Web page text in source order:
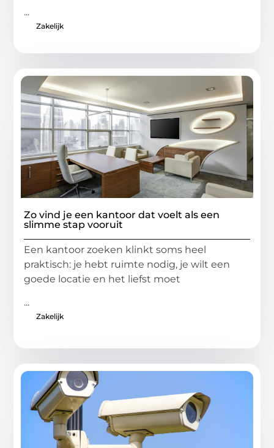
...
Zakelijk
Zo vind je een kantoor dat voelt als een
slimme stap vooruit
Een kantoor zoeken klinkt soms heel
praktisch: je hebt ruimte nodig, je wilt een
goede locatie en het liefst moet
...
Zakelijk